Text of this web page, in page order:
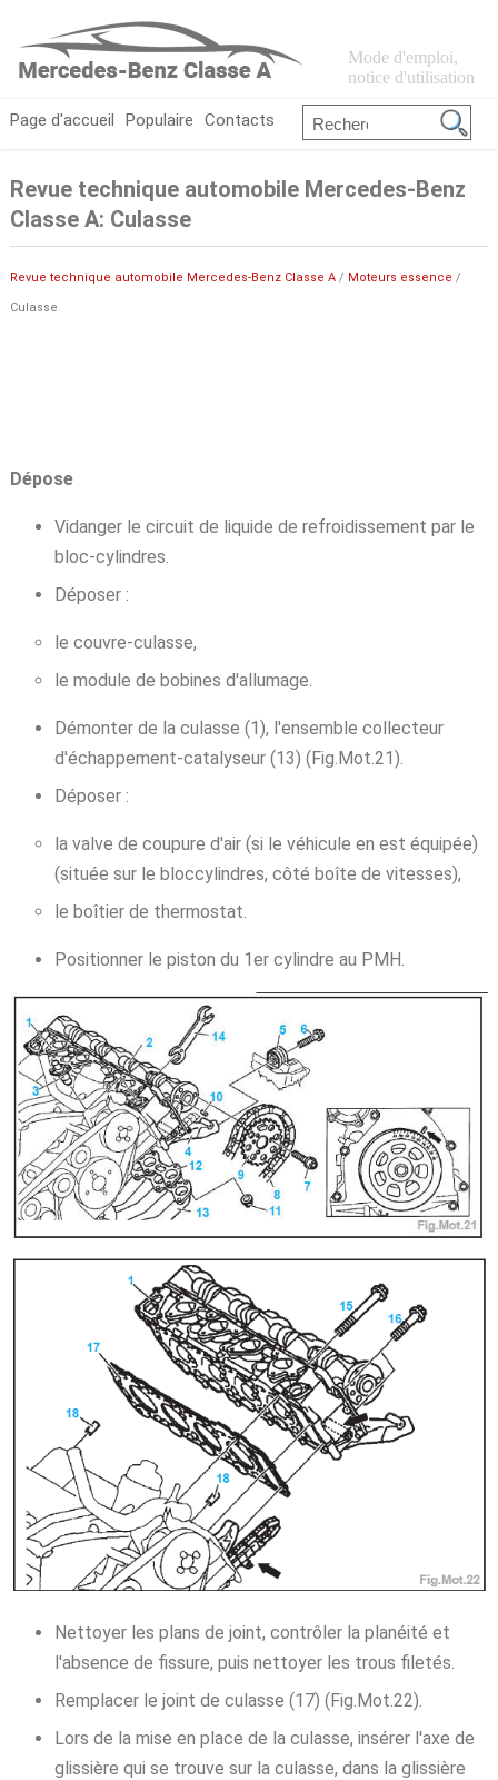
Mode d'emploi,
notice d'utilisation
Page d'accueil Populaire Contacts
Revue technique automobile Mercedes-Benz
Classe A: Culasse
Revue technique automobile Mercedes-Benz Classe A/ Moteurs essence /
Culasse
Dépose
Vidanger le circuit de liquide de refroidissement par le
bloc-cylindres.
Déposer :
le couvre-culasse,
le module de bobines d'allumage.
Démonter de la culasse (1), l'ensemble collecteur
d'échappement-catalyseur (13) (Fig.Mot.21).
Déposer :
la valve de coupure d'air (si le véhicule en est équipée)
(située sur le bloccylindres, côté boîte de vitesses),
le boîtier de thermostat.
Positionner le piston du 1er cylindre au PMH.
Nettoyer les plans de joint, contrôler la planéité et
l'absence de fissure, puis nettoyer les trous filetés.
Remplacer le joint de culasse (17) (Fig.Mot.22).
Lors de la mise en place de la culasse, insérer l'axe de
glissière qui se trouve sur la culasse, dans la glissière